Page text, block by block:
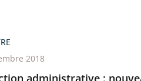
administrative :
2018